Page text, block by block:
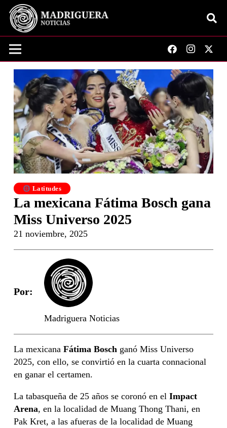
Latitudes
La mexicana Fátima Bosch gana
Miss Universo 2025
21 noviembre, 2025
Por:
Madriguera Noticias
La mexicana Fátima Bosch ganó Miss Universo
2025, con ello, se convirtió en la cuarta connacional
en ganar el certamen.
La tabasqueña de 25 años se coronó en el Impact
Arena, en la localidad de Muang Thong Thani, en
Pak Kret, a las afueras de la localidad de Muang